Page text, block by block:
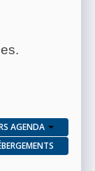
AGENDA